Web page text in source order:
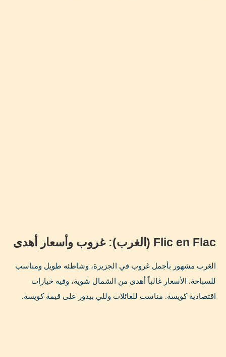
Flic en Flac (الغرب): غروب وأسعار أهدى
الغرب مشهور بأجمل غروب في الجزيرة، وشاطئه طويل ومناسب
للسباحة. الأسعار غالباً أهدى من الشمال شوية، وفيه خيارات
اقتصادية كويسة. مناسب للعائلات وللي بيدور على قيمة كويسة.